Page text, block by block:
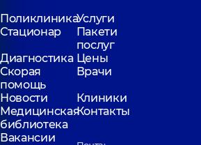
ПоликлиникаУслуги
Стационар
Пакети
послуг
Диагностика Цены
Скорая
помощь
Врачи
Новости
Клиники
Медицинская
библиотека
Контакты
Вакансии